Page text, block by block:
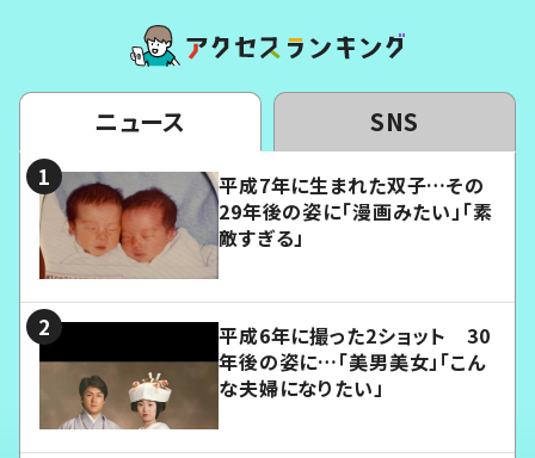
ニュース SNS
平成7年に生まれた双子…その
29年後の姿に「漫画みたい」「素
敵すぎる」
平成6年に撮った2ショット 30
年後の姿に…「美男美女」「こん
な夫婦になりたい」